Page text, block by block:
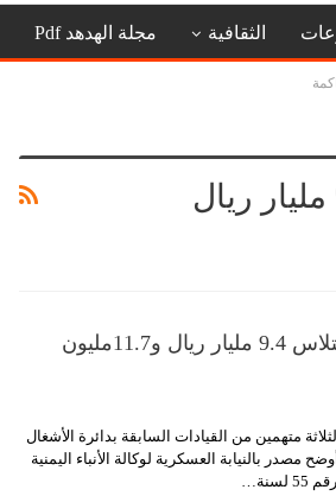
الثقافية مجلة الهدهد Pdf
النيابة العسكرية تحيل متهمين باختلاس 9.4 مليار ريال
النيابة العسكرية تحيل متهمين باختلاس 9.4 مليار ريال و11.7مليون
متهمين من القيادات السابقة بدائرة الأشغال
بالنيابة العسكرية لوكالة الأنباء اليمنية
…